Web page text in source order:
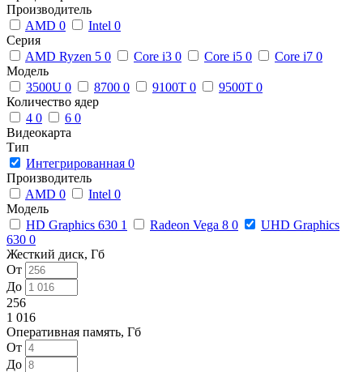
Производитель
AMD 0 Intel 0
Серия
AMD Ryzen 5 0 Core i3 0 Core i5 0 Core i7 0
Модель
3500U 0 8700 0 9100T 0 9500T 0
Количество ядер
4 0 6 0
Видеокарта
Тип
Интегрированная 0
Производитель
AMD 0 Intel 0
Модель
HD Graphics 630 1 Radeon Vega 8 0
UHD Graphics
630 0
Жесткий диск, Гб
От
До
256
1 016
Оперативная память, Гб
От
До